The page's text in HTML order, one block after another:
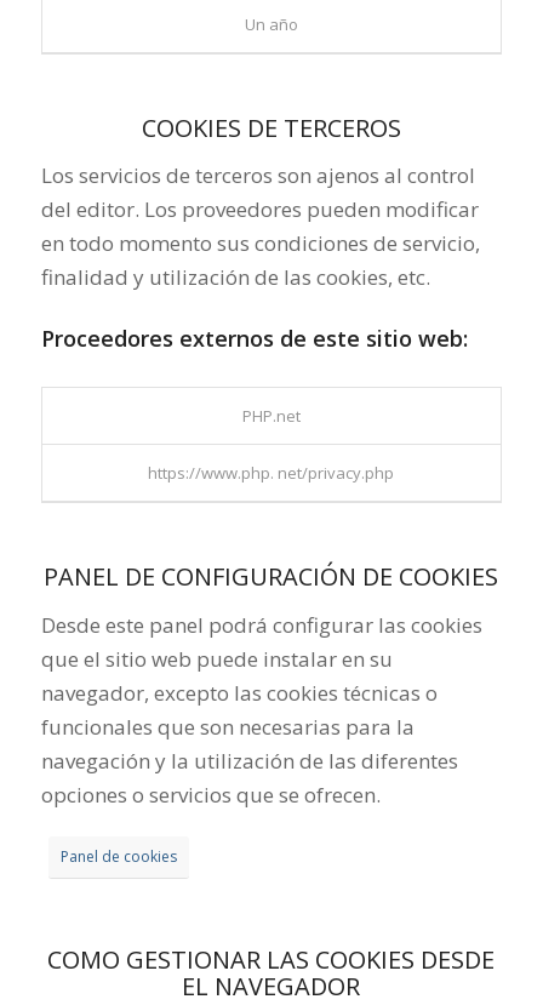
Un año
COOKIES DE TERCEROS
Los servicios de terceros son ajenos al control
del editor. Los proveedores pueden modificar
en todo momento sus condiciones de servicio,
finalidad y utilización de las cookies, etc.
Proceedores externos de este sitio web:
PHP.net
https://www.php. net/privacy.php
PANEL DE CONFIGURACIÓN DE COOKIES
Desde este panel podrá configurar las cookies
que el sitio web puede instalar en su
navegador, excepto las cookies técnicas o
funcionales que son necesarias para la
navegación y la utilización de las diferentes
opciones o servicios que se ofrecen.
Panel de cookies
COMO GESTIONAR LAS COOKIES DESDE
EL NAVEGADOR